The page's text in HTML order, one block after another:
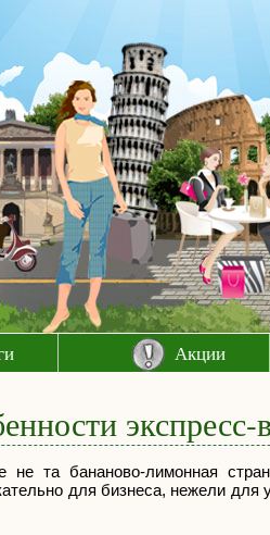
Акции
та бананово-лимонная
для бизнеса, нежели